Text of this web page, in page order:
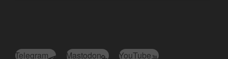
Telegram Mastodon YouTube